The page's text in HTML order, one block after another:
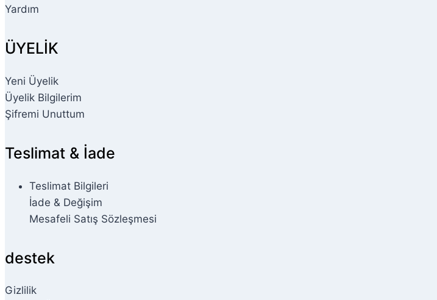
Yardım
ÜYELİK
Yeni Üyelik
Üyelik Bilgilerim
Şifremi Unuttum
Teslimat & İade
Teslimat Bilgileri
İade & Değişim
Mesafeli Satış Sözleşmesi
destek
Gizlilik